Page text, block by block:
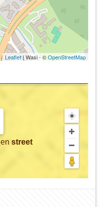
Leaflet| Wasi - ©OpenStreetMap
en street